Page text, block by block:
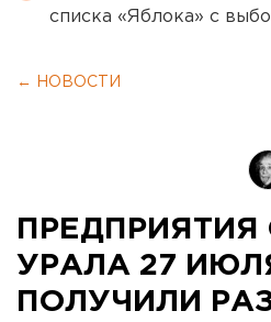
списка «Яблока» с
← НОВОСТИ
ПРЕДПРИЯТИЯ
УРАЛА 27
ПОЛУЧИЛИ